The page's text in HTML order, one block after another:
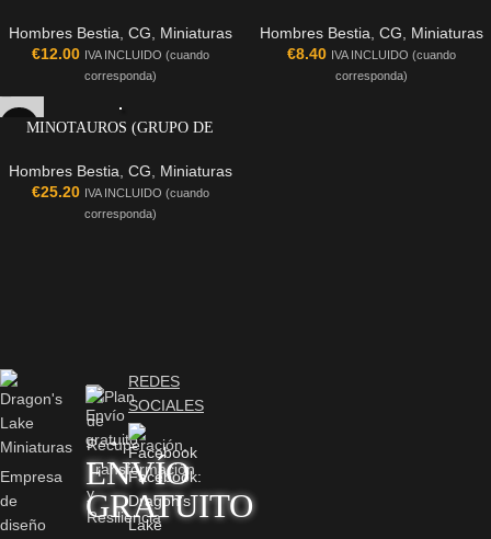
Hombres Bestia, CG, Miniaturas
€12.00
IVA INCLUIDO (cuando
corresponda)
Hombres Bestia, CG, Miniaturas
€8.40
IVA INCLUIDO (cuando
corresponda)
MINOTAUROS (GRUPO DE
Hombres Bestia CG
Miniaturas
€25.20 IVA INCLUIDO (cuando
corresponda)
Empresa
de
diseño
ENVÍO
GRATUITO
REDES
SOCIALES
Facebook:
Dragon's
Lake